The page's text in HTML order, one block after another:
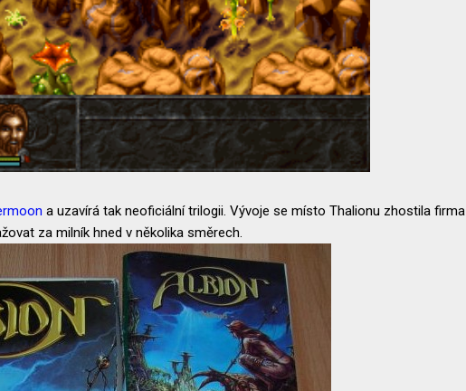
a uzavírá tak neoficiální trilogii. Vývoje se místo Thalionu zhostila firma
za milník hned v několika směrech.